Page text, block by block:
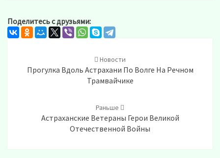
Поделитесь с друзьями:
Новости
Прогулка Вдоль Астрахани По Волге На Речном
Трамвайчике
Раньше
Астраханские Ветераны Герои Великой
Отечественной Войны